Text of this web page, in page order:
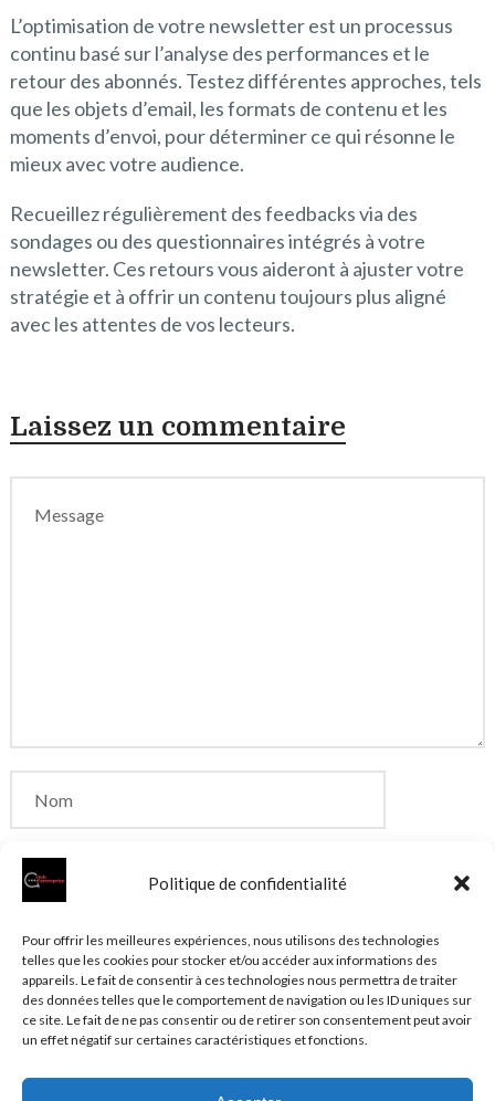
Politique de confidentialité
Pour offrir les meilleures expériences, nous utilisons des technologies
telles que les cookies pour stocker et/ou accéder aux informations des
appareils. Le fait de consentir à ces technologies nous permettra de traiter
des données telles que le comportement de navigation ou les ID uniques sur
ce site. Le fait de ne pas consentir ou de retirer son consentement peut avoir
un effet négatif sur certaines caractéristiques et fonctions.
L’optimisation de votre newsletter est un processus
continu basé sur l’analyse des performances et le
retour des abonnés. Testez différentes approches, tels
que les objets d’email, les formats de contenu et les
moments d’envoi, pour déterminer ce qui résonne le
mieux avec votre audience.
Recueillez régulièrement des feedbacks via des
sondages ou des questionnaires intégrés à votre
newsletter. Ces retours vous aideront à ajuster votre
stratégie et à offrir un contenu toujours plus aligné
avec les attentes de vos lecteurs.
Laissez un commentaire
Enregistrer mon nom, mon e-mail et mon site dans
le navigateur pour mon prochain commentaire.